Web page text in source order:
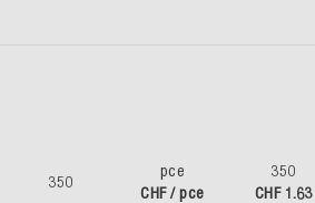
350
pce
CHF / pce
350
CHF 1.63